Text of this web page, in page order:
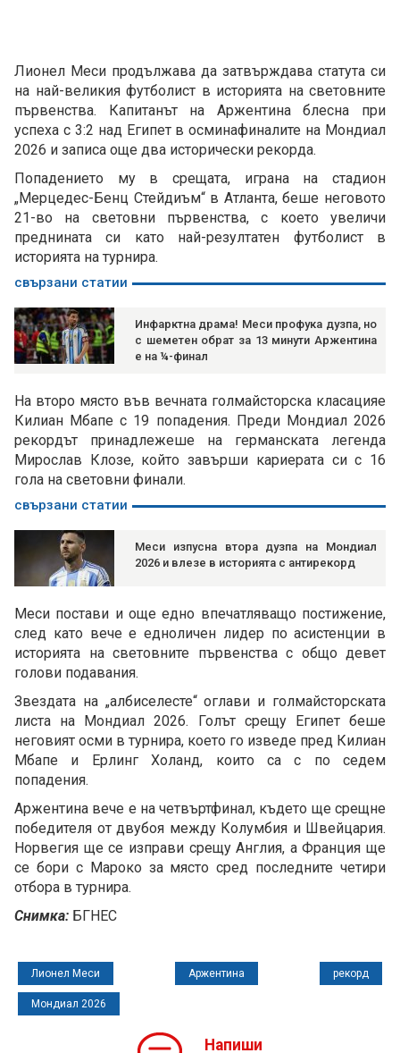
Лионел Меси продължава да затвърждава статута си
на най-великия футболист в историята на световните
първенства. Капитанът на Аржентина блесна при
успеха с 3:2 над Египет в осминафиналите на Мондиал
2026 и записа още два исторически рекорда.
Попадението му в срещата, играна на стадион
„Мерцедес-Бенц Стейдиъм“ в Атланта, беше неговото
21-во на световни първенства, с което увеличи
преднината си като най-резултатен футболист в
историята на турнира.
свързани статии
Инфарктна драма! Меси профука дузпа, но
с шеметен обрат за 13 минути Аржентина
е на ¼-финал
На второ място във вечната голмайсторска класацияе
Килиан Мбапе с 19 попадения. Преди Мондиал 2026
рекордът принадлежеше на германската легенда
Мирослав Клозе, който завърши кариерата си с 16
гола на световни финали.
свързани статии
Меси изпусна втора дузпа на Мондиал
2026 и влезе в историята с антирекорд
Меси постави и още едно впечатляващо постижение,
след като вече е едноличен лидер по асистенции в
историята на световните първенства с общо девет
голови подавания.
Звездата на „албиселесте“ оглави и голмайсторската
листа на Мондиал 2026. Голът срещу Египет беше
неговият осми в турнира, което го изведе пред Килиан
Мбапе и Ерлинг Холанд, които са с по седем
попадения.
Аржентина вече е на четвъртфинал, където ще срещне
победителя от двубоя между Колумбия и Швейцария.
Норвегия ще се изправи срещу Англия, а Франция ще
се бори с Мароко за място сред последните четири
отбора в турнира.
Снимка: БГНЕС
Лионел Меси Аржентина рекорд
Мондиал 2026
Напиши